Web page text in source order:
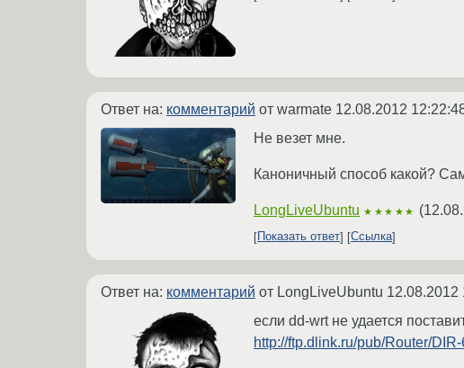
Ответ на: комментарий от warmate 12.08.2012
Не везет мне.
Каноничный способ какой?
LongLiveUbuntu ★★★★★ (
Показать ответ
Ссылка
Ответ на: комментарий от LongLiveUbuntu 12.08.2012
если dd-wrt не удается
http://ftp.dlink.ru/pub/Router/